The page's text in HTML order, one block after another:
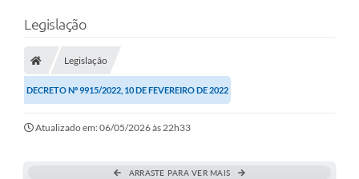
Legislação
Legislação
DECRETO Nº 9915/2022, 10 DE FEVEREIRO DE 2022
Atualizado em: 06/05/2026 às 22h33
ARRASTE PARA VER MAIS